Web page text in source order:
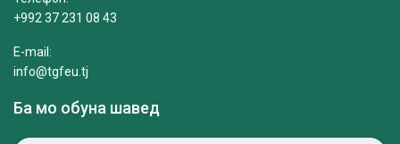
+992 37 231 08 43
E-mail:
info@tgfeu.tj
Ба мо обуна шавед